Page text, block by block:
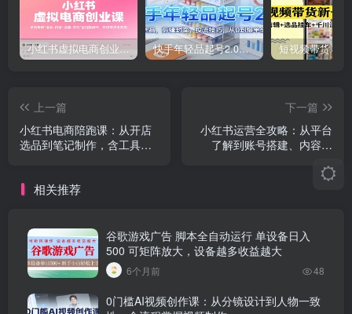
小红书虚拟电商创业课，系统拆解选品-内容-流量-变现，实现零成本变现 快手年轻品起号2.0：养号选品，剪辑封面，投流技巧，从0到爆单全流程
上一篇
小红书电商陪跑课：从开店
选品到笔记制作，含工具插
下一篇
小红书运营全攻略：从平台
了解到账号搭建、内容生
相关推荐
谷歌游戏广告 脚本全自动运行 单设备日入
500 可矩阵放大，设备越多收益越大
6个月前 48
0门槛AI视频创作课：从分镜设计到人物一致